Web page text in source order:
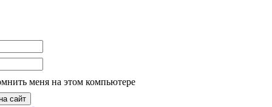
меня на этом компьютере